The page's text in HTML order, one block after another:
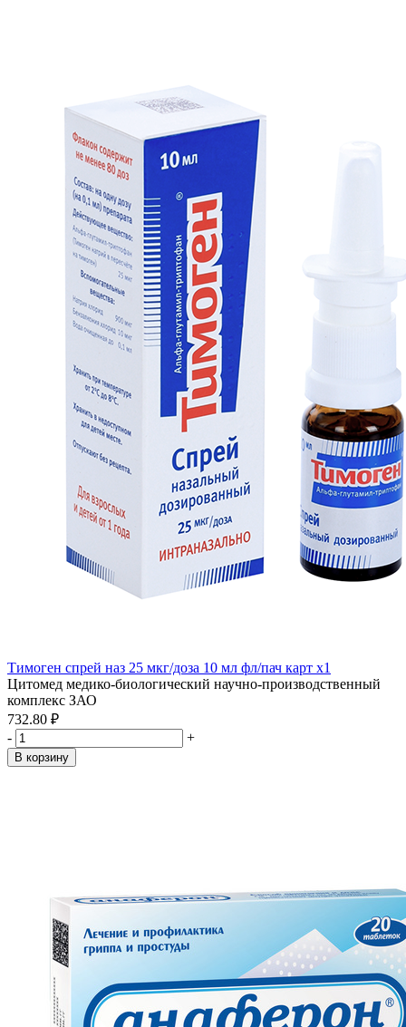
Тимоген спрей наз 25 мкг/доза 10 мл фл/пач карт x1
Цитомед медико-биологический научно-производственный
комплекс ЗАО
732.80 ₽
-
+
В корзину